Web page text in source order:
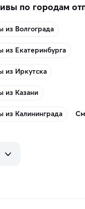
по городам
из Волгограда
из Екатеринбурга
из Иркутска
из Казани
из Калининграда